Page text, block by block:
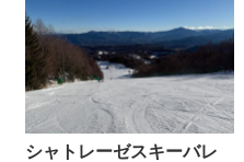
シャトレーゼスキーバレ